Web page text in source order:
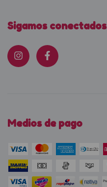
Sigamos conectados
Medios de pago